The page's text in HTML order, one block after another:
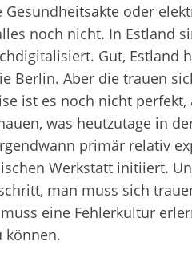
Gesundheitsakte oder
noch nicht. In Estland
Gut, Estland
Berlin. Aber die trauen
ist es noch nicht
was heutzutage in
primär relativ
Werkstatt initiiert.
man muss sich
eine Fehlerkultur
können.